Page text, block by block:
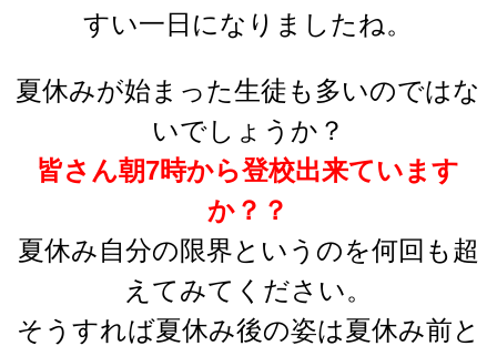
すい一日になりましたね。
夏休みが始まった生徒も多いのではな
いでしょうか？
皆さん朝7時から登校出来ています
か？？
夏休み自分の限界というのを何回も超
えてみてください。
そうすれば夏休み後の姿は夏休み前と